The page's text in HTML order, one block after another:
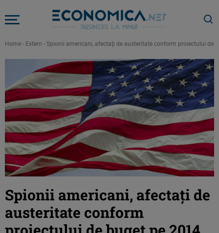
Home - Extern - Spionii americani, afectaţi de austeritate conform proiectului de
Spionii americani, afectaţi de
austeritate conform